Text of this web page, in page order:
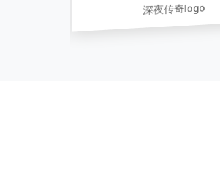
深夜传奇logo